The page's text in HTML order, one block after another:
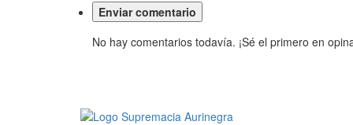
No hay comentarios todavía. ¡Sé el primero en